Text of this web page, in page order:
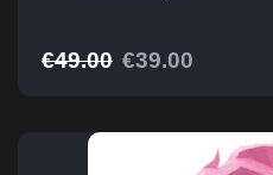
€49.00 €39.00